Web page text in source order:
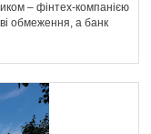
– фінтех-компанією
обмеження, а банк